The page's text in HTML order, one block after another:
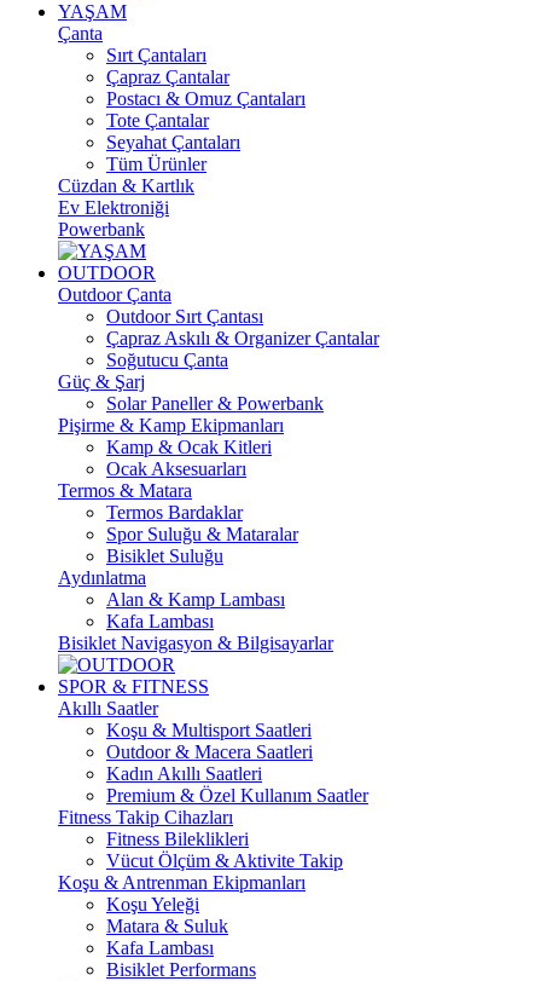
YAŞAM
Çanta
Sırt Çantaları
Çapraz Çantalar
Postacı & Omuz Çantaları
Tote Çantalar
Seyahat Çantaları
Tüm Ürünler
Cüzdan & Kartlık
Ev Elektroniği
Powerbank
OUTDOOR
Outdoor Çanta
Outdoor Sırt Çantası
Çapraz Askılı & Organizer Çantalar
Soğutucu Çanta
Güç & Şarj
Solar Paneller & Powerbank
Pişirme & Kamp Ekipmanları
Kamp & Ocak Kitleri
Ocak Aksesuarları
Termos & Matara
Termos Bardaklar
Spor Suluğu & Mataralar
Bisiklet Suluğu
Aydınlatma
Alan & Kamp Lambası
Kafa Lambası
Bisiklet Navigasyon & Bilgisayarlar
SPOR & FITNESS
Akıllı Saatler
Koşu & Multisport Saatleri
Outdoor & Macera Saatleri
Kadın Akıllı Saatleri
Premium & Özel Kullanım Saatler
Fitness Takip Cihazları
Fitness Bileklikleri
Vücut Ölçüm & Aktivite Takip
Koşu & Antrenman Ekipmanları
Koşu Yeleği
Matara & Suluk
Kafa Lambası
Bisiklet Performans